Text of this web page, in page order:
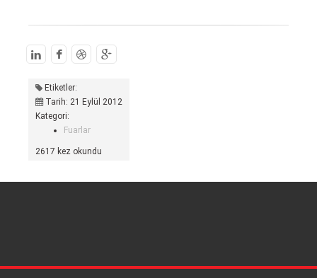
Etiketler:
Tarih: 21 Eylül 2012
Kategori:
Fuarlar
2617 kez okundu